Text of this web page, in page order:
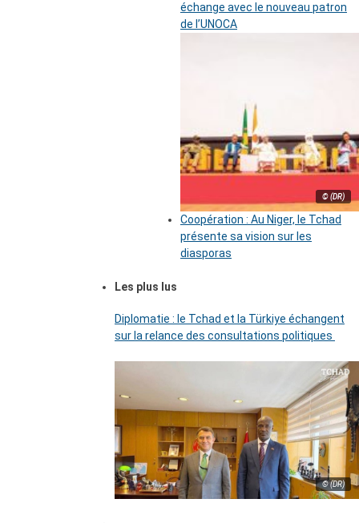
échange avec le nouveau patron
de l’UNOCA
© (DR)
Coopération : Au Niger, le Tchad
présente sa vision sur les
diasporas
Les plus lus
Diplomatie : le Tchad et la Türkiye échangent
sur la relance des consultations politiques
© (DR)